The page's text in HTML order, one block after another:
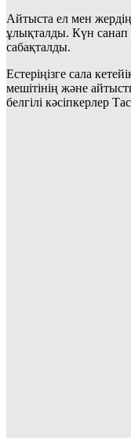
Айтыста ел мен
ұлықталды. Күн санап
сабақталды.
Естеріңізге сала
мешітінің және
белгілі кәсіпкерлер